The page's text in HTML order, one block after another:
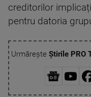
creditorilor
pentru datoria
Urmărește Știrile PRO